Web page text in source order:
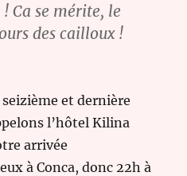
Ca se mérite, le
des cailloux !
et dernière
l’hôtel Kilina
arrivée
à Conca, donc 22h à